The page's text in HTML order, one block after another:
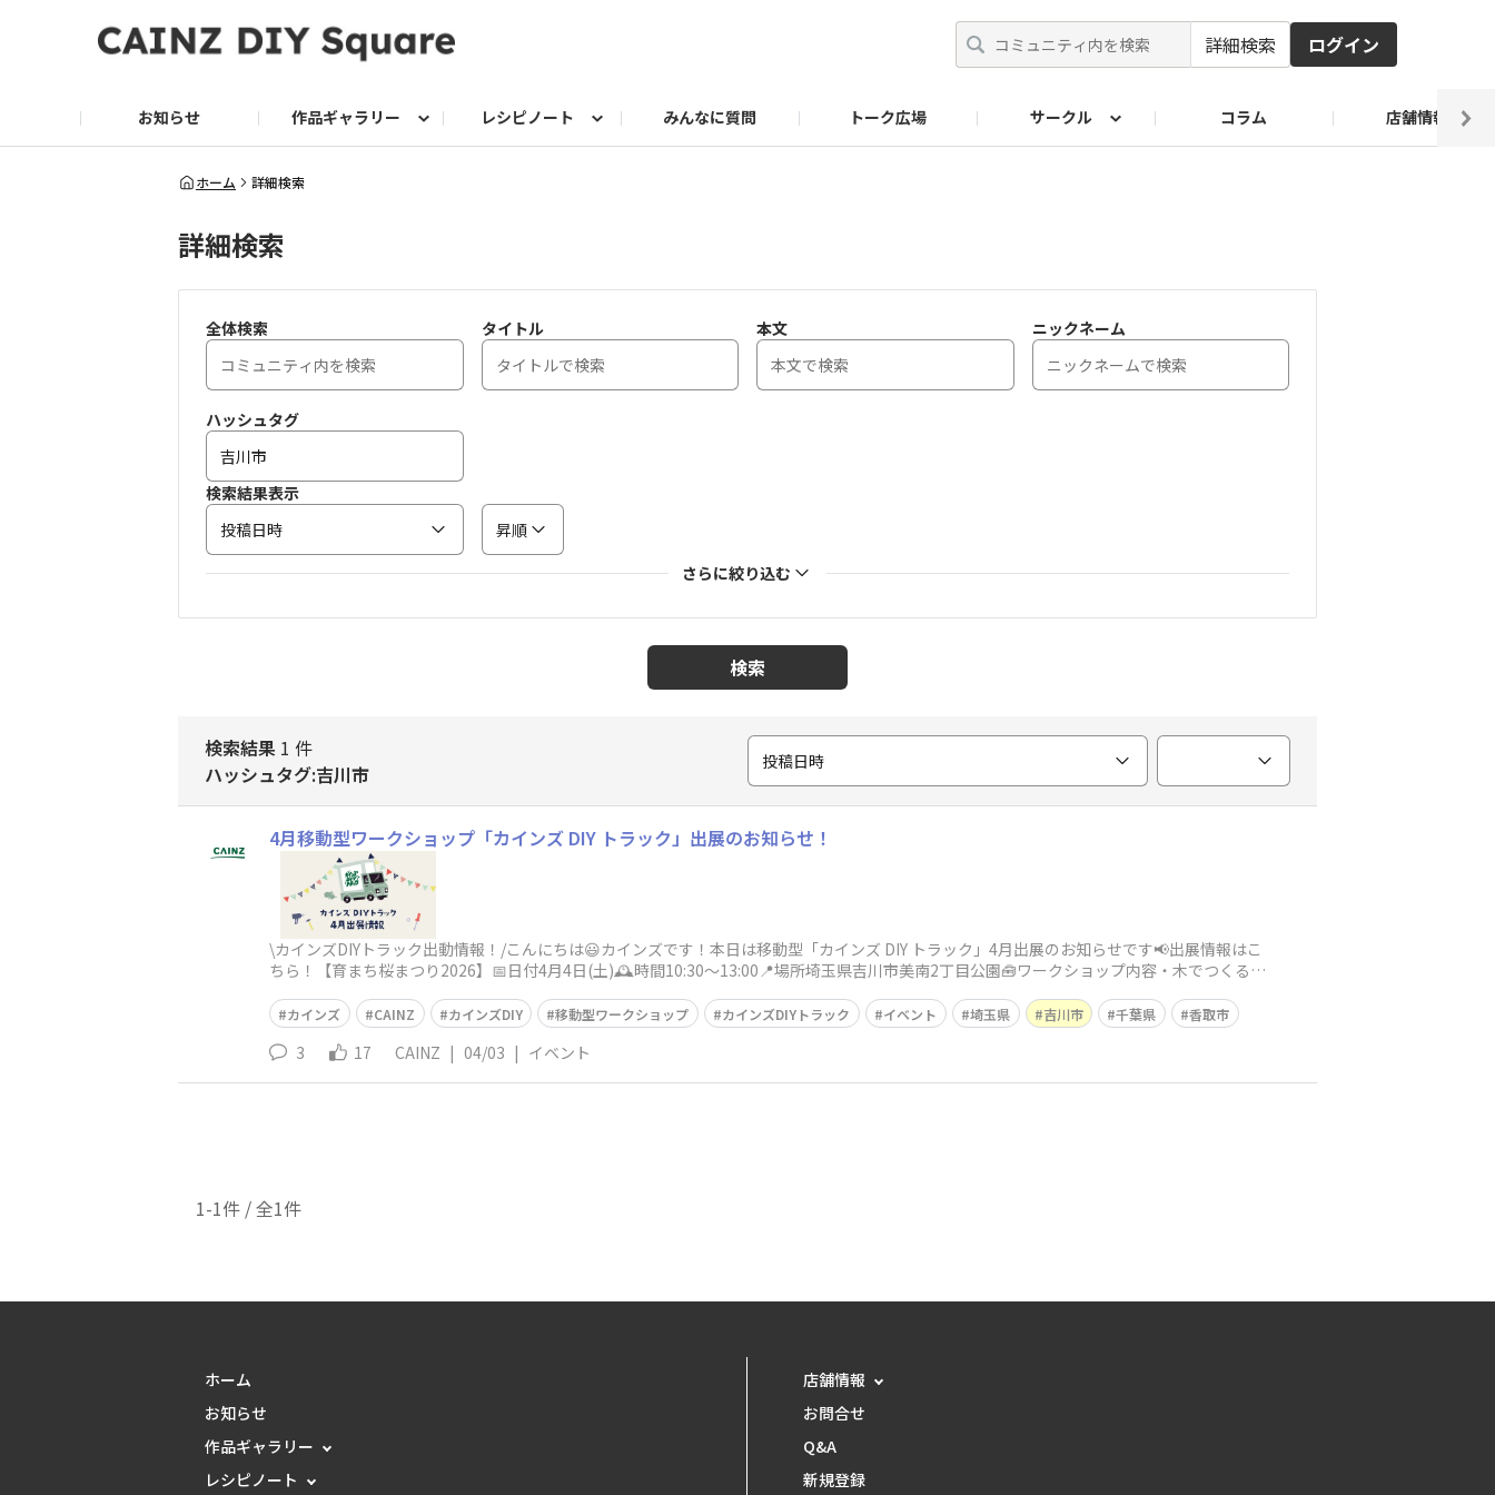
詳細検索 ログイン
お知らせ 作品ギャラリー
グリーン
家庭菜園2026
レシピノート
DIY レシピ グリーン レシピ
みんなに質問 トーク広場 サークル
ドッグサークル
コラム 店舗情報
グリーン入荷情報
ホーム 詳細検索
詳細検索
全体検索 タイトル 本文 ニックネーム
ハッシュタグ
検索結果表示
投稿日時
昇順
さらに絞り込む
検索
検索結果 1 件
ハッシュタグ:吉川市
投稿日時
4月移動型ワークショップ「カインズ DIY トラック」出展のお知らせ！
\カインズDIYトラック出動情報！/こんにちは😃カインズです！本日は移動型「カインズ DIY トラック」4月出展のお知らせです📢出展情報はこ
ちら！【育まち桜まつり2026】📅日付4月4日(土)🕰️時間10:30〜13:00📍場所埼玉県吉川市美南2丁目公園🧰ワークショップ内容・木でつくるリ
カインズ CAINZ カインズDIY 移動型ワークショップ カインズDIYトラック イベント 埼玉県 吉川市 千葉県 香取市
3 17 CAINZ | 04/03 | イベント
1-1件 / 全1件
ホーム
お知らせ
作品ギャラリー
レシピノート
店舗情報
お問合せ
Q&A
新規登録